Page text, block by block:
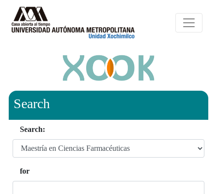
Search
Search:
for